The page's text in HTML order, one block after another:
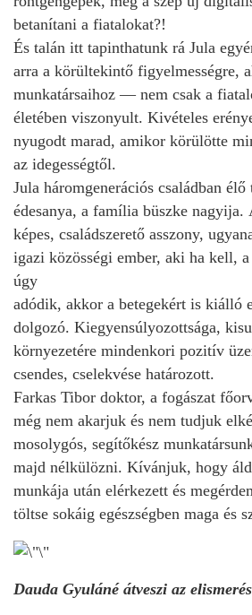
betanítani a fiatalokat?!
És talán itt tapinthatunk rá Jula
arra a körültekintő figyelmességre,
munkatársaihoz — nem csak a
életében viszonyult. Kivételes
nyugodt marad, amikor körülötte
az idegességtől.
Jula háromgenerációs családban élő
édesanya, a família büszke
képes, családszerető asszony,
igazi közösségi ember, aki ha kell,
úgy
adódik, akkor a betegekért is kiálló
dolgozó. Kiegyensúlyozottsága,
környezetére mindenkori pozitív
csendes, cselekvése határozott.
Farkas Tibor doktor, a fogászat
még nem akarjuk és nem tudjuk
mosolygós, segítőkész
majd nélkülözni. Kívánjuk, hogy
munkája után elérkezett és
töltse sokáig egészségben maga és
Dauda Gyuláné átveszi az